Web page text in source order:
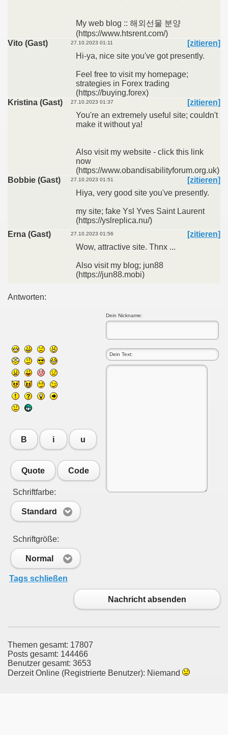
My web blog :: 해외선물 분양
(https://www.htsrent.com/)
Vito (Gast)
27.10.2023 01:11
[zitieren]
Hi-ya, nice site you've got presently.
Feel free to visit my homepage;
strategies in Forex trading
(https://buying.forex)
Kristina (Gast)
27.10.2023 01:37
[zitieren]
You're an extremely useful site; couldn't
make it without ya!
Also visit my website - click this link
now
(https://www.obandisabilityforum.org.uk)
Bobbie (Gast)
27.10.2023 01:51
[zitieren]
Hiya, very good site you've presently.
my site; fake Ysl Yves Saint Laurent
(https://yslreplica.nu/)
Erna (Gast)
27.10.2023 01:56
[zitieren]
Wow, attractive site. Thnx ...
Also visit my blog; jun88
(https://jun88.mobi)
Antworten:
Dein Nickname:
B i u
Quote Code
Schriftfarbe:
Standard
Schriftgröße:
Normal
Tags schließen
Nachricht absenden
Themen gesamt: 17807
Posts gesamt: 144466
Benutzer gesamt: 3653
Derzeit Online (Registrierte Benutzer): Niemand